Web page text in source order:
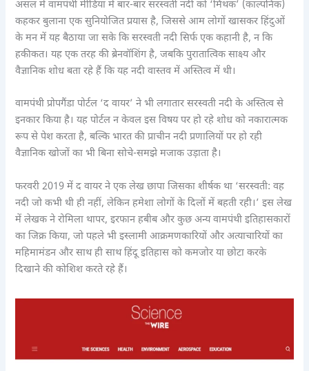
असल में वामपंथी मीडिया में बार-बार सरस्वती नदी को ‘मिथक’ (काल्पनिक)
कहकर बुलाना एक सुनियोजित प्रयास है, जिससे आम लोगों खासकर हिंदुओं
के मन में यह बैठाया जा सके कि सरस्वती नदी सिर्फ एक कहानी है, न कि
हकीकत। यह एक तरह की ब्रेनवॉशिंग है, जबकि पुरातात्विक साक्ष्य और
वैज्ञानिक शोध बता रहे हैं कि यह नदी वास्तव में अस्तित्व में थी।
वामपंथी प्रोपगैंडा पोर्टल ‘द वायर’ ने भी लगातार सरस्वती नदी के अस्तित्व से
इनकार किया है। यह पोर्टल न केवल इस विषय पर हो रहे शोध को नकारात्मक
रूप से पेश करता है, बल्कि भारत की प्राचीन नदी प्रणालियों पर हो रही
वैज्ञानिक खोजों का भी बिना सोचे-समझे मजाक उड़ाता है।
फरवरी 2019 में द वायर ने एक लेख छापा जिसका शीर्षक था ‘सरस्वती: वह
नदी जो कभी थी ही नहीं, लेकिन हमेशा लोगों के दिलों में बहती रही।’ इस लेख
में लेखक ने रोमिला थापर, इरफान हबीब और कुछ अन्य वामपंथी इतिहासकारों
का जिक्र किया, जो पहले भी इस्लामी आक्रमणकारियों और अत्याचारियों का
महिमामंडन और साथ ही साथ हिंदू इतिहास को कमजोर या छोटा करके
दिखाने की कोशिश करते रहे हैं।